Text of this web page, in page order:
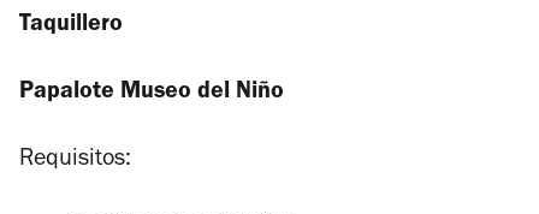
Taquillero
Papalote Museo del Niño
Requisitos: